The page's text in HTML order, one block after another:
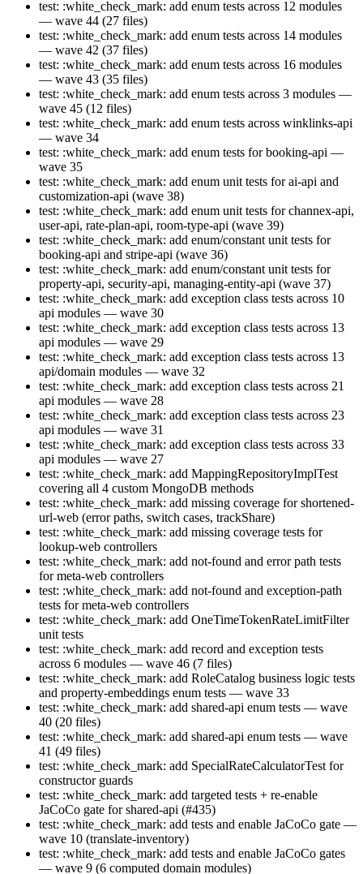
test: :white_check_mark: add enum tests across 12 modules
— wave 44 (27 files)
test: :white_check_mark: add enum tests across 14 modules
— wave 42 (37 files)
test: :white_check_mark: add enum tests across 16 modules
— wave 43 (35 files)
test: :white_check_mark: add enum tests across 3 modules —
wave 45 (12 files)
test: :white_check_mark: add enum tests across winklinks-api
— wave 34
test: :white_check_mark: add enum tests for booking-api —
wave 35
test: :white_check_mark: add enum unit tests for ai-api and
customization-api (wave 38)
test: :white_check_mark: add enum unit tests for channex-api,
user-api, rate-plan-api, room-type-api (wave 39)
test: :white_check_mark: add enum/constant unit tests for
booking-api and stripe-api (wave 36)
test: :white_check_mark: add enum/constant unit tests for
property-api, security-api, managing-entity-api (wave 37)
test: :white_check_mark: add exception class tests across 10
api modules — wave 30
test: :white_check_mark: add exception class tests across 13
api modules — wave 29
test: :white_check_mark: add exception class tests across 13
api/domain modules — wave 32
test: :white_check_mark: add exception class tests across 21
api modules — wave 28
test: :white_check_mark: add exception class tests across 23
api modules — wave 31
test: :white_check_mark: add exception class tests across 33
api modules — wave 27
test: :white_check_mark: add MappingRepositoryImplTest
covering all 4 custom MongoDB methods
test: :white_check_mark: add missing coverage for shortened-
url-web (error paths, switch cases, trackShare)
test: :white_check_mark: add missing coverage tests for
lookup-web controllers
test: :white_check_mark: add not-found and error path tests
for meta-web controllers
test: :white_check_mark: add not-found and exception-path
tests for meta-web controllers
test: :white_check_mark: add OneTimeTokenRateLimitFilter
unit tests
test: :white_check_mark: add record and exception tests
across 6 modules — wave 46 (7 files)
test: :white_check_mark: add RoleCatalog business logic tests
and property-embeddings enum tests — wave 33
test: :white_check_mark: add shared-api enum tests — wave
40 (20 files)
test: :white_check_mark: add shared-api enum tests — wave
41 (49 files)
test: :white_check_mark: add SpecialRateCalculatorTest for
constructor guards
test: :white_check_mark: add targeted tests + re-enable
JaCoCo gate for shared-api (#435)
test: :white_check_mark: add tests and enable JaCoCo gate —
wave 10 (translate-inventory)
test: :white_check_mark: add tests and enable JaCoCo gates
— wave 9 (6 computed domain modules)